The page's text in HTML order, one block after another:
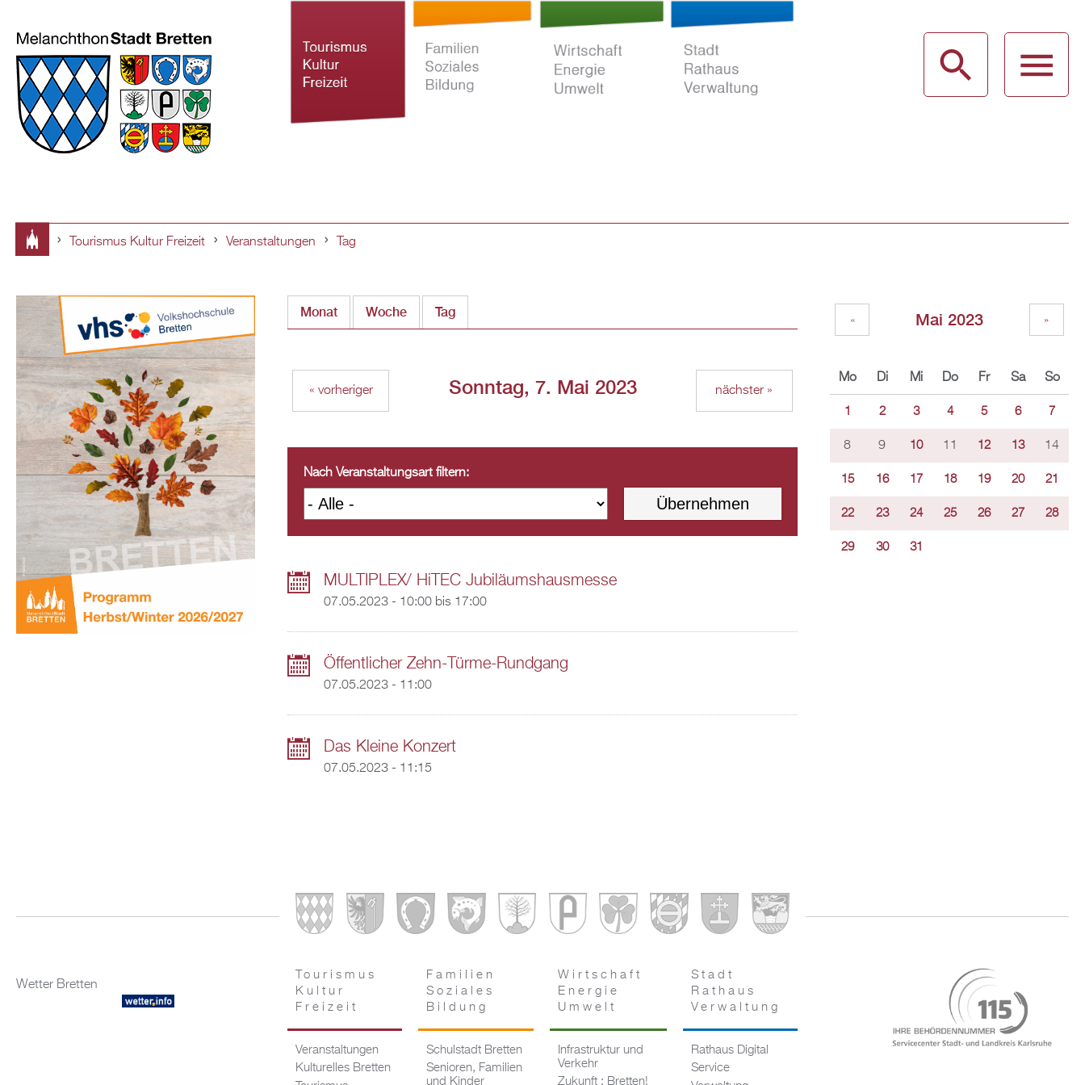
Inhalt
sind
hier
Tourismus Kultur Freizeit Veranstaltungen Tag
Monat Woche Tag
Sonntag, 7. Mai 2023
« vorheriger nächster »
Nach Veranstaltungsart filtern:
MULTIPLEX/ HiTEC Jubiläumshausmesse
07.05.2023 - 10:00bis 17:00
Öffentlicher Zehn-Türme-Rundgang
07.05.2023 - 11:00
Das Kleine Konzert
07.05.2023 - 11:15
Mai 2023
« »
Mo Di Mi Do Fr Sa So
1 2 3 4 5 6 7
8 9 10 11 12 13 14
15 16 17 18 19 20 21
22 23 24 25 26 27 28
29 30 31
Wetter Bretten
Tourismus
Kultur
Freizeit
Veranstaltungen
Kulturelles Bretten
Familien
Soziales
Bildung
Schulstadt Bretten
Senioren, Familien
und Kinder
Wirtschaft
Energie
Umwelt
Infrastruktur und
Verkehr
Zukunft : Bretten!
Stadt
Rathaus
Verwaltung
Rathaus Digital
Service